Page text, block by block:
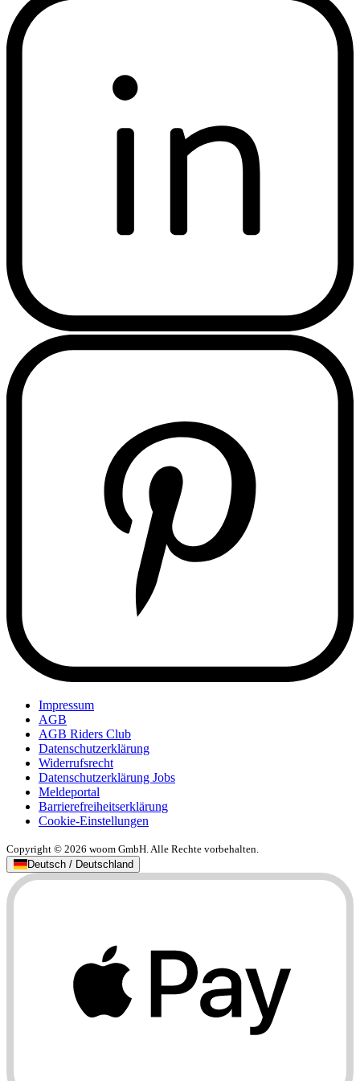
Impressum
AGB
AGB Riders Club
Datenschutzerklärung
Widerrufsrecht
Datenschutzerklärung Jobs
Meldeportal
Barrierefreiheitserklärung
Cookie-Einstellungen
Copyright © 2026 woom GmbH. Alle Rechte vorbehalten.
Deutsch / Deutschland